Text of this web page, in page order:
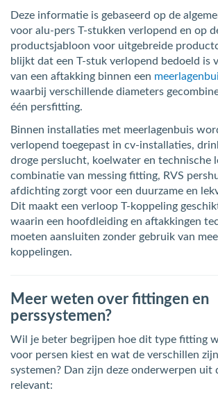
Deze informatie is gebaseerd op de
voor alu-pers T-stukken verlopend en op
productsjabloon voor uitgebreide
blijkt dat een T-stuk verlopend bedoeld is
van een aftakking binnen een
waarbij verschillende diameters
één persfitting.
Binnen installaties met meerlagenbuis
verlopend toegepast in cv-installaties,
droge perslucht, koelwater en technische
combinatie van messing fitting, RVS
afdichting zorgt voor een duurzame en
Dit maakt een verloop T-koppeling
waarin een hoofdleiding en aftakkingen
moeten aansluiten zonder gebruik van
koppelingen.
Meer weten over fittingen en
perssystemen?
Wil je beter begrijpen hoe dit type fitting
voor persen kiest en wat de verschillen
systemen? Dan zijn deze onderwerpen uit
relevant: